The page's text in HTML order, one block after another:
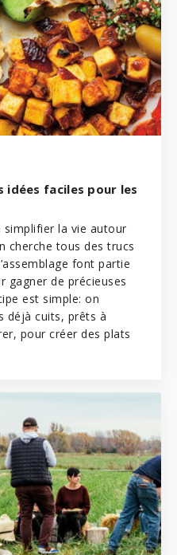
idées faciles pour les
simplifier la vie autour
cherche tous des trucs
font partie
gagner de précieuses
est simple: on
déjà cuits, prêts à
pour créer des plats